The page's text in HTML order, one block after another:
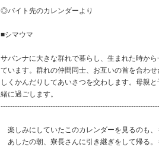
◎バイト先のカレンダーより
■シマウマ
サバンナに大きな群れで暮らし、生まれた時か
ています。群れの仲間同士、お互いの首を合わ
しくかんだりしてあいさつを交わします。母親
緒に過ごします。
楽しみにしていたこのカレンダーを見るのも、
あしたの朝、寮長さんに引き継ぎをして帰る。